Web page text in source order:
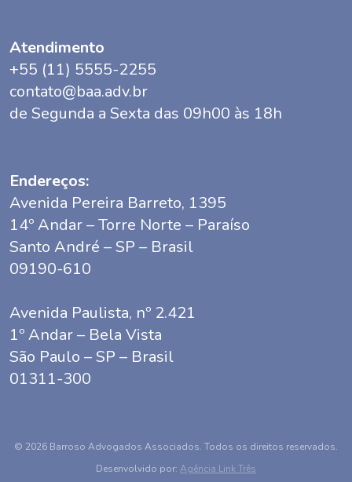
Atendimento
+55 (11) 5555-2255
contato@baa.adv.br
de Segunda a Sexta das 09h00 às 18h
Endereços:
Avenida Pereira Barreto, 1395
14º Andar – Torre Norte – Paraíso
Santo André – SP – Brasil
09190-610
Avenida Paulista, nº 2.421
1º Andar – Bela Vista
São Paulo – SP – Brasil
01311-300
© 2026 Barroso Advogados Associados. Todos os direitos reservados.
Desenvolvido por: Agência Link Três